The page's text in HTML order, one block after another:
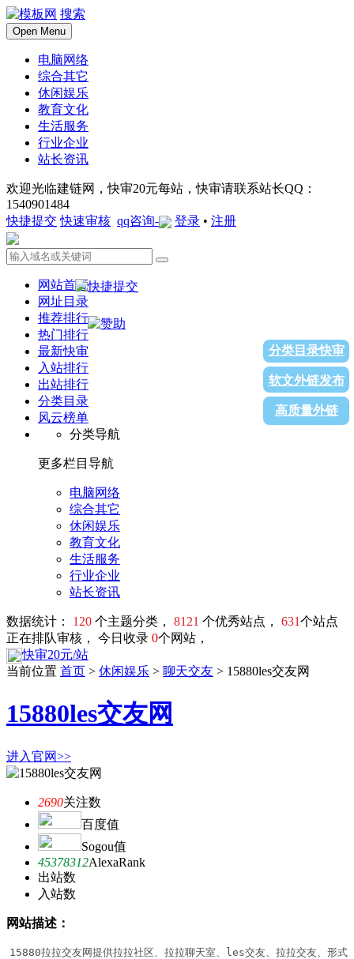
搜索
Open Menu
电脑网络
综合其它
休闲娱乐
教育文化
生活服务
行业企业
站长资讯
欢迎光临建链网，快审20元每站，快审请联系站长QQ：
1540901484
快捷提交 快速审核 qq咨询- 登录 • 注册
网站首页
网址目录
推荐排行
热门排行
最新快审
入站排行
出站排行
分类目录
风云榜单
分类导航
更多栏目导航
电脑网络
综合其它
休闲娱乐
教育文化
生活服务
行业企业
站长资讯
数据统计： 120 个主题分类， 8121 个优秀站点， 631个站点
正在排队审核， 今日收录 0个网站，
快审20元/站
分类目录快审
软文外链发布
高质量外链
当前位置 首页 > 休闲娱乐 > 聊天交友 > 15880les交友网
15880les交友网
进入官网>>
2690关注数
百度值
Sogou值
45378312AlexaRank
出站数
入站数
网站描述：
15880拉拉交友网提供拉拉社区、拉拉聊天室、les交友、拉拉交友、形式